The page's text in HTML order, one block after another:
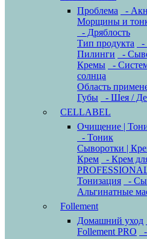
Проблема
-
Морщины и
- Дряблость
Тип продукта
-
Пилинги
-
Кремы
-
солнца
Область
Губы
- Шея /
CELLABEL
Очищение |
- Тоник
Сыворотки |
Крем
- Крем
Тонизация
-
Альгинатные
Follement
Домашний уход
Follement PRO